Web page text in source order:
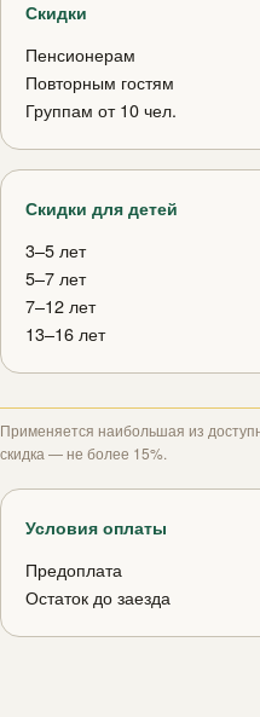
Скидки
Пенсионерам
Повторным гостям
Группам от 10 чел.
Скидки для детей
3–5 лет
5–7 лет
7–12 лет
13–16 лет
Применяется наибольшая из
скидка — не более 15%.
Условия оплаты
Предоплата
Остаток до заезда